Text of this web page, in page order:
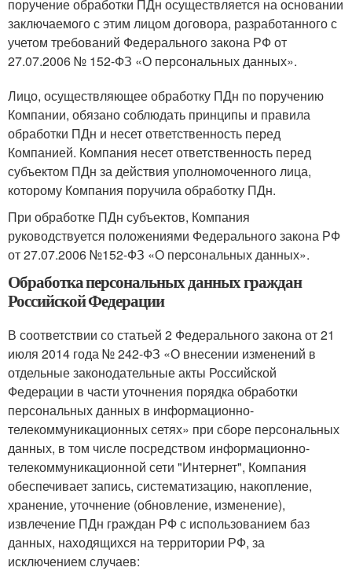
поручение обработки ПДн осуществляется на основании
заключаемого с этим лицом договора, разработанного с
учетом требований Федерального закона РФ от
27.07.2006 № 152-ФЗ «О персональных данных».
Лицо, осуществляющее обработку ПДн по поручению
Компании, обязано соблюдать принципы и правила
обработки ПДн и несет ответственность перед
Компанией. Компания несет ответственность перед
субъектом ПДн за действия уполномоченного лица,
которому Компания поручила обработку ПДн.
При обработке ПДн субъектов, Компания
руководствуется положениями Федерального закона РФ
от 27.07.2006 №152-ФЗ «О персональных данных».
Обработка персональных данных граждан
Российской Федерации
В соответствии со статьей 2 Федерального закона от 21
июля 2014 года № 242-ФЗ «О внесении изменений в
отдельные законодательные акты Российской
Федерации в части уточнения порядка обработки
персональных данных в информационно-
телекоммуникационных сетях» при сборе персональных
данных, в том числе посредством информационно-
телекоммуникационной сети "Интернет", Компания
обеспечивает запись, систематизацию, накопление,
хранение, уточнение (обновление, изменение),
извлечение ПДн граждан РФ с использованием баз
данных, находящихся на территории РФ, за
исключением случаев: